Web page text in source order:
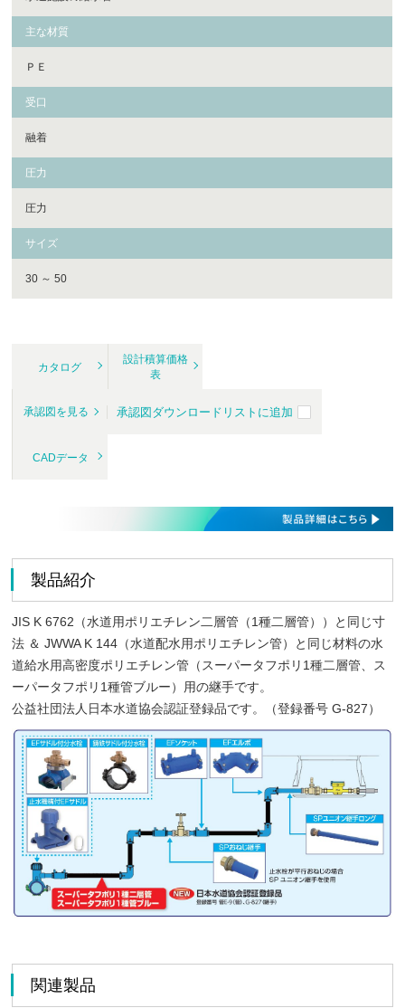
主な材質
ＰＥ
受口
融着
圧力
圧力
サイズ
30 ～ 50
カタログ
設計積算価格
表
承認図を見る 承認図ダウンロードリストに追加
CADデータ
製品紹介
JIS K 6762（水道用ポリエチレン二層管（1種二層管））と同じ寸
法 ＆ JWWA K 144（水道配水用ポリエチレン管）と同じ材料の水
道給水用高密度ポリエチレン管（スーパータフポリ1種二層管、ス
ーパータフポリ1種管ブルー）用の継手です。
公益社団法人日本水道協会認証登録品です。（登録番号 G-827）
関連製品